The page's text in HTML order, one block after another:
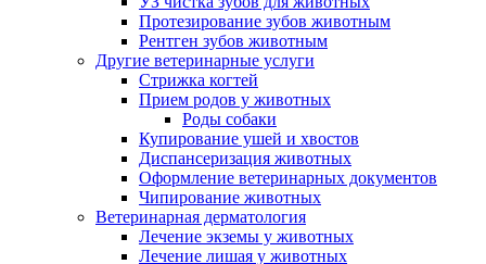
Протезирование зубов животным
Рентген зубов животным
Другие ветеринарные услуги
Стрижка когтей
Прием родов у животных
Роды собаки
Купирование ушей и хвостов
Диспансеризация животных
Оформление ветеринарных документов
Чипирование животных
Ветеринарная дерматология
Лечение экземы у животных
Лечение лишая у животных